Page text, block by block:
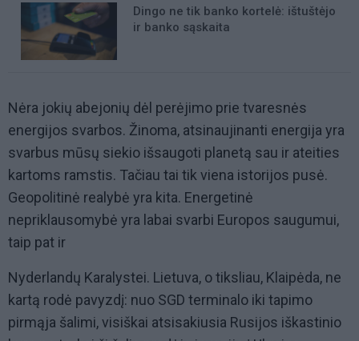
Dingo ne tik banko kortelė: ištuštėjo
ir banko sąskaita
Nėra jokių abejonių dėl perėjimo prie tvaresnės
energijos svarbos. Žinoma, atsinaujinanti energija yra
svarbus mūsų siekio išsaugoti planetą sau ir ateities
kartoms ramstis. Tačiau tai tik viena istorijos pusė.
Geopolitinė realybė yra kita. Energetinė
nepriklausomybė yra labai svarbi Europos saugumui,
taip pat ir
Nyderlandų Karalystei. Lietuva, o tiksliau, Klaipėda, ne
kartą rodė pavyzdį: nuo SGD terminalo iki tapimo
pirmąja šalimi, visiškai atsisakiusia Rusijos iškastinio